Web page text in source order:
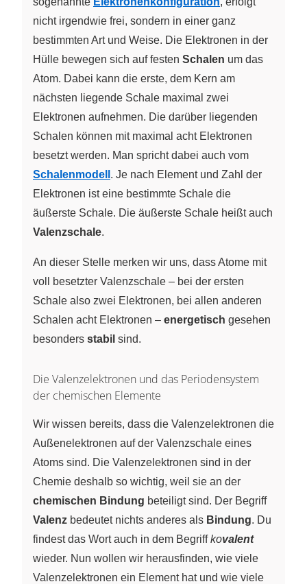
nicht irgendwie frei, sondern in einer ganz
bestimmten Art und Weise. Die Elektronen in der
Hülle bewegen sich auf festen Schalen um das
Atom. Dabei kann die erste, dem Kern am
nächsten liegende Schale maximal zwei
Elektronen aufnehmen. Die darüber liegenden
Schalen können mit maximal acht Elektronen
besetzt werden. Man spricht dabei auch vom
Schalenmodell . Je nach Element und Zahl der
Elektronen ist eine bestimmte Schale die
äußerste Schale. Die äußerste Schale heißt auch
Valenzschale.
An dieser Stelle merken wir uns, dass Atome mit
voll besetzter Valenzschale – bei der ersten
Schale also zwei Elektronen, bei allen anderen
Schalen acht Elektronen – energetisch gesehen
besonders stabil sind.
Die Valenzelektronen und das Periodensystem
der chemischen Elemente
Wir wissen bereits, dass die Valenzelektronen die
Außenelektronen auf der Valenzschale eines
Atoms sind. Die Valenzelektronen sind in der
Chemie deshalb so wichtig, weil sie an der
chemischen Bindung beteiligt sind. Der Begriff
Valenz bedeutet nichts anderes als Bindung. Du
findest das Wort auch in dem Begriffkovalent
wieder. Nun wollen wir herausfinden, wie viele
Valenzelektronen ein Element hat und wie viele